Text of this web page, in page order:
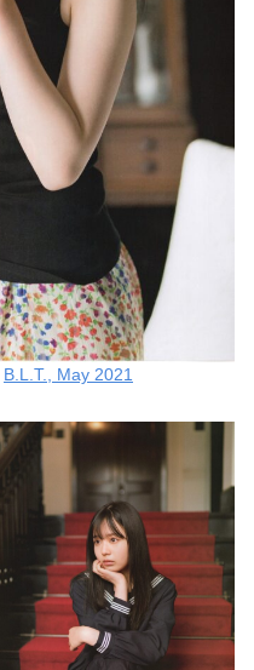
B.L.T., May 2021